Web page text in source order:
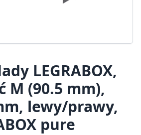
LEGRABOX,
M (90.5 mm),
lewy/prawy,
pure